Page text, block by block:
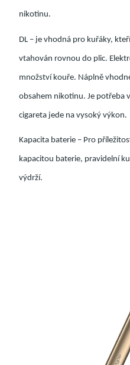
nikotinu.
DL – je vhodná pro kuřáky,
vtahován rovnou do plic.
množství kouře. Náplně
obsahem nikotinu. Je potřeba
cigareta jede na vysoký výkon.
Kapacita baterie – Pro
kapacitou baterie, pravidelní
výdrží.